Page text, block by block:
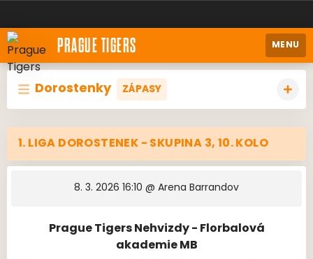
PRAGUE TIGERS MENU
Dorostenky ZÁPASY
1. LIGA DOROSTENEK - SKUPINA 3, 10. KOLO
8. 3. 2026 16:10 @ Arena Barrandov
Prague Tigers Nehvizdy - Florbalová
akademie MB